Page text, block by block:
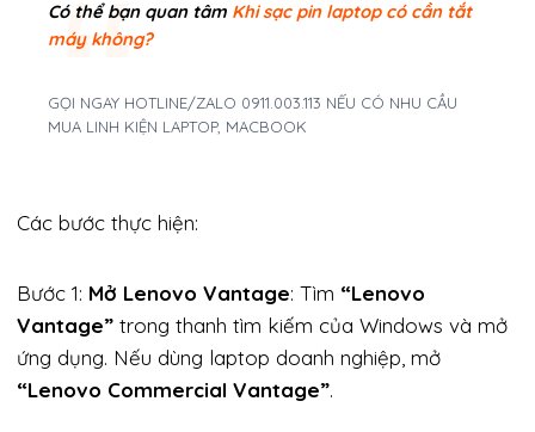
Có thể bạn quan tâm Khi sạc pin laptop có cần tắt
máy không?
GỌI NGAY HOTLINE/ZALO 0911.003.113 NẾU CÓ NHU CẦU
MUA LINH KIỆN LAPTOP, MACBOOK
Các bước thực hiện:
Bước 1: Mở Lenovo Vantage: Tìm “Lenovo
Vantage” trong thanh tìm kiếm của Windows và mở
ứng dụng. Nếu dùng laptop doanh nghiệp, mở
“Lenovo Commercial Vantage”.